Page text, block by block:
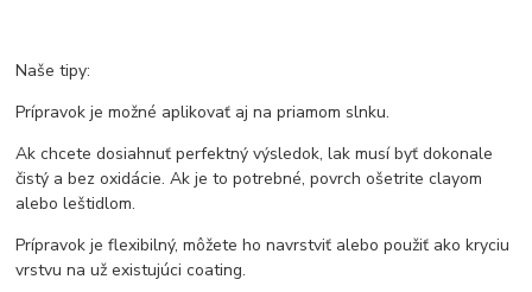
Naše tipy:
Prípravok je možné aplikovať aj na priamom slnku.
Ak chcete dosiahnuť perfektný výsledok, lak musí byť dokonale
čistý a bez oxidácie. Ak je to potrebné, povrch ošetrite clayom
alebo leštidlom.
Prípravok je flexibilný, môžete ho navrstviť alebo použiť ako kryciu
vrstvu na už existujúci coating.